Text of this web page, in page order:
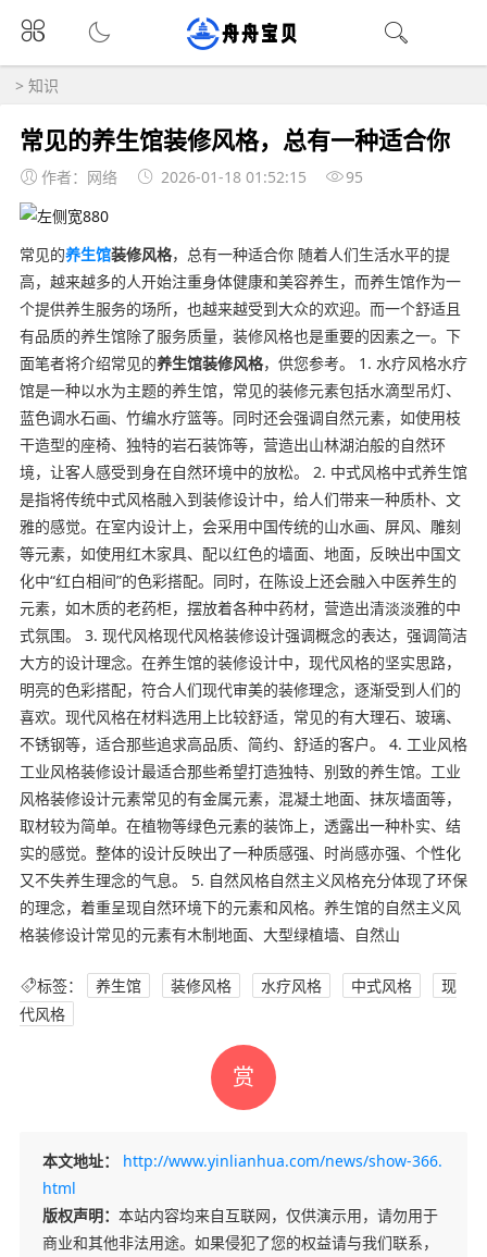
> 知识
常见的养生馆装修风格，总有一种适合你
作者：网络 2026-01-18 01:52:15 95
常见的养生馆装修风格，总有一种适合你 随着人们生活水平的提
高，越来越多的人开始注重身体健康和美容养生，而养生馆作为一
个提供养生服务的场所，也越来越受到大众的欢迎。而一个舒适且
有品质的养生馆除了服务质量，装修风格也是重要的因素之一。下
面笔者将介绍常见的养生馆装修风格，供您参考。 1. 水疗风格水疗
馆是一种以水为主题的养生馆，常见的装修元素包括水滴型吊灯、
蓝色调水石画、竹编水疗篮等。同时还会强调自然元素，如使用枝
干造型的座椅、独特的岩石装饰等，营造出山林湖泊般的自然环
境，让客人感受到身在自然环境中的放松。 2. 中式风格中式养生馆
是指将传统中式风格融入到装修设计中，给人们带来一种质朴、文
雅的感觉。在室内设计上，会采用中国传统的山水画、屏风、雕刻
等元素，如使用红木家具、配以红色的墙面、地面，反映出中国文
化中“红白相间”的色彩搭配。同时，在陈设上还会融入中医养生的
元素，如木质的老药柜，摆放着各种中药材，营造出清淡淡雅的中
式氛围。 3. 现代风格现代风格装修设计强调概念的表达，强调简洁
大方的设计理念。在养生馆的装修设计中，现代风格的坚实思路，
明亮的色彩搭配，符合人们现代审美的装修理念，逐渐受到人们的
喜欢。现代风格在材料选用上比较舒适，常见的有大理石、玻璃、
不锈钢等，适合那些追求高品质、简约、舒适的客户。 4. 工业风格
工业风格装修设计最适合那些希望打造独特、别致的养生馆。工业
风格装修设计元素常见的有金属元素，混凝土地面、抹灰墙面等，
取材较为简单。在植物等绿色元素的装饰上，透露出一种朴实、结
实的感觉。整体的设计反映出了一种质感强、时尚感亦强、个性化
又不失养生理念的气息。 5. 自然风格自然主义风格充分体现了环保
的理念，着重呈现自然环境下的元素和风格。养生馆的自然主义风
格装修设计常见的元素有木制地面、大型绿植墙、自然山
标签： 养生馆 装修风格 水疗风格 中式风格
现
代风格
赏
本文地址：
http://www.yinlianhua.com/news/show-366.
html
版权声明： 本站内容均来自互联网，仅供演示用，请勿用于
商业和其他非法用途。如果侵犯了您的权益请与我们联系，